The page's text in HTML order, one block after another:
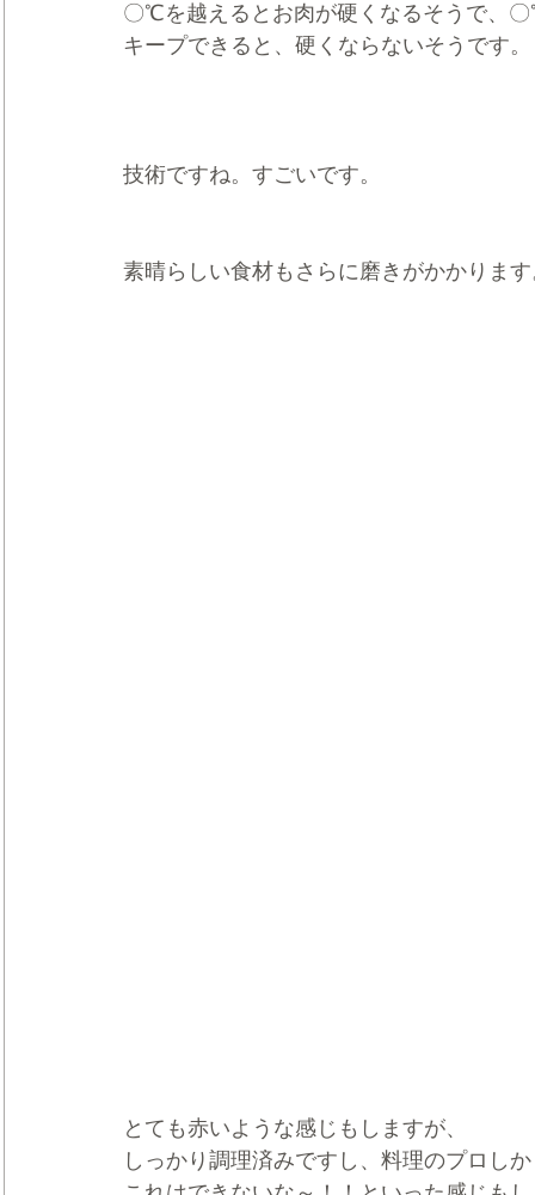
〇℃を越えるとお肉が硬くなるそうで、
キープできると、硬くならないそうです。
技術ですね。すごいです。
素晴らしい食材もさらに磨きがかかりま
とても赤いような感じもしますが、
しっかり調理済みですし、料理のプロしか